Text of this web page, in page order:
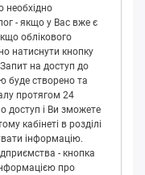
необхідно
- якщо у Вас вже є
облікового
натиснути кнопку
на доступ до
буде створено та
протягом 24
доступ і Ви зможете
кабінеті в розділі
інформацію.
- кнопка
про